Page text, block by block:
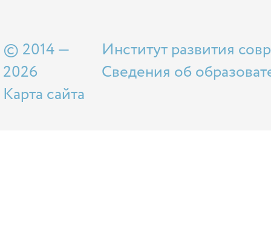
© 2014 —
2026
Карта сайта
Институт развития
Сведения об